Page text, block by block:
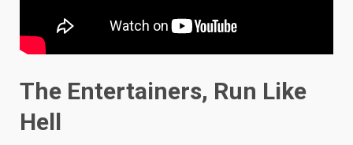
The Entertainers, Run Like
Hell